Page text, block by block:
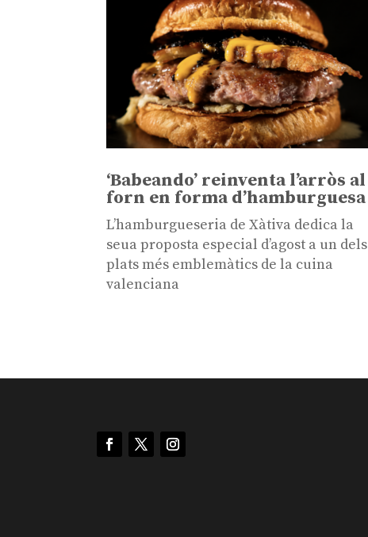
‘Babeando’ reinventa l’arròs al
forn en forma d’hamburguesa
L’hamburgueseria de Xàtiva dedica la
seua proposta especial d’agost a un dels
plats més emblemàtics de la cuina
valenciana